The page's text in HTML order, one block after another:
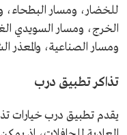
للخضار، ومسار البطحاء،
الخرج، ومسار السويدي
ومسار الصناعية، والمعذر
تذاكر تطبيق درب
يقدم تطبيق درب خيارات